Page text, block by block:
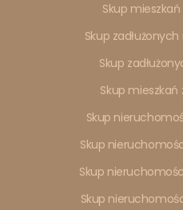
Skup
Skup
Skup
Skup
Skup
Skup
Skup
Skup